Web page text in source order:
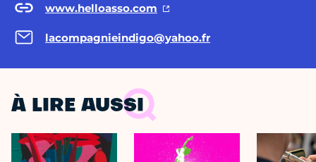
www.helloasso.com
lacompagnieindigo@yahoo.fr
À LIRE AUSSI